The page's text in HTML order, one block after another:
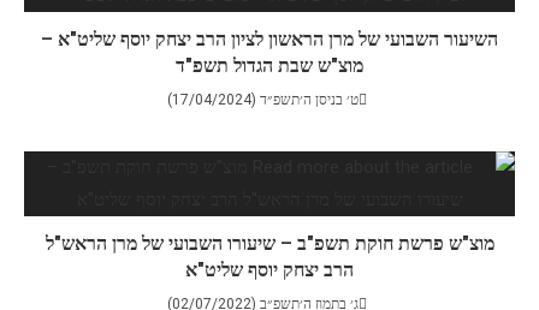
השיעור השבועי של מרן הראשון לציון הרב יצחק יוסף שליט"א –
מוצ"ש שבת הגדול תשפ"ד
ט׳ בניסן ה׳תשפ״ד (17/04/2024)
מוצ"ש פרשת חוקת תשפ"ב – שיעורו השבועי של מרן הראש"ל
הרב יצחק יוסף שליט"א
ג׳ בתמוז ה׳תשפ״ב (02/07/2022)